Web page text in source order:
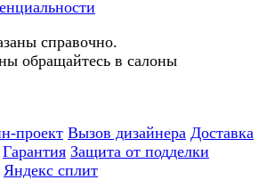
справочно.
обращайтесь в салоны
проект Вызов дизайнера Доставка
Гарантия Защита от подделки
Яндекс сплит